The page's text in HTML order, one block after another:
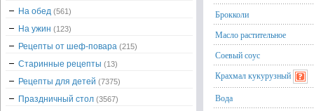
Брокколи
Масло растительное
Соевый соус
Крахмал кукурузный
Вода
На обед (561)
На ужин (123)
Рецепты от шеф-повара (215)
Старинные рецепты (13)
Рецепты для детей (7375)
Праздничный стол (3567)